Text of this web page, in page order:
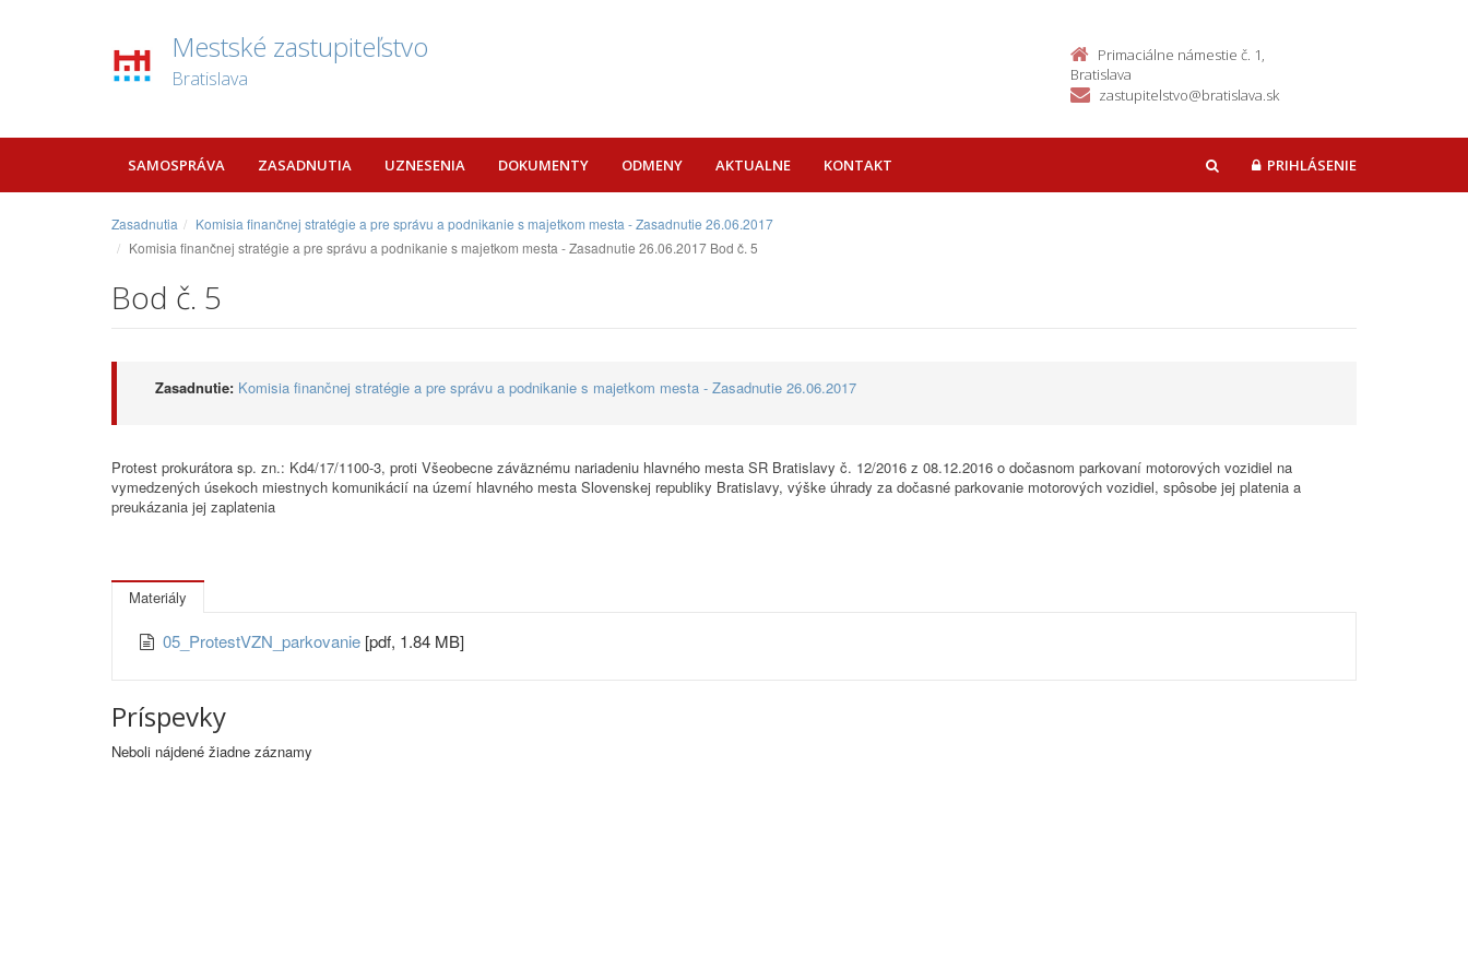
Mestské zastupiteľstvo
Bratislava
Primaciálne námestie č. 1,
Bratislava
zastupitelstvo@bratislava.sk
SAMOSPRÁVA ZASADNUTIA UZNESENIA DOKUMENTY ODMENY AKTUALNE KONTAKT HĽADAŤPRIHLÁSENIE
Zasadnutia
Komisia finančnej stratégie a pre správu a podnikanie s majetkom mesta - Zasadnutie 26.06.2017
Komisia finančnej stratégie a pre správu a podnikanie s majetkom mesta - Zasadnutie 26.06.2017 Bod č. 5
Bod č. 5
Zasadnutie: Komisia finančnej stratégie a pre správu a podnikanie s majetkom mesta - Zasadnutie 26.06.2017
Protest prokurátora sp. zn.: Kd4/17/1100-3, proti Všeobecne záväznému nariadeniu hlavného mesta SR Bratislavy č. 12/2016 z 08.12.2016 o dočasnom parkovaní motorových vozidiel na
vymedzených úsekoch miestnych komunikácií na území hlavného mesta Slovenskej republiky Bratislavy, výške úhrady za dočasné parkovanie motorových vozidiel, spôsobe jej platenia a
preukázania jej zaplatenia
Materiály
05_ProtestVZN_parkovanie [pdf, 1.84 MB]
Príspevky
Neboli nájdené žiadne záznamy